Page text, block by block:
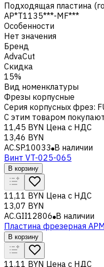
Подходящая пластина
AP*T1135***-MF***
Особенности
Нет значения
Бренд
AdvaCut
Скидка
15%
Вид номенклатуры
Фрезы корпусные
Серия корпусных фрез:
С этим товаром
11,45 BYN Цена с НДС
13,46 BYN
AC.SP.10033 В наличии
Винт VT-025-065
В корзину
11,11 BYN Цена с НДС
13,07 BYN
AC.GII12806 В наличии
Пластина фрезерная
В корзину
11,11 BYN Цена с НДС